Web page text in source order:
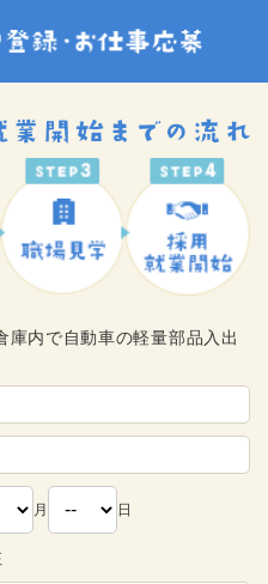
庫内で自動車の軽量部品入出
月 日